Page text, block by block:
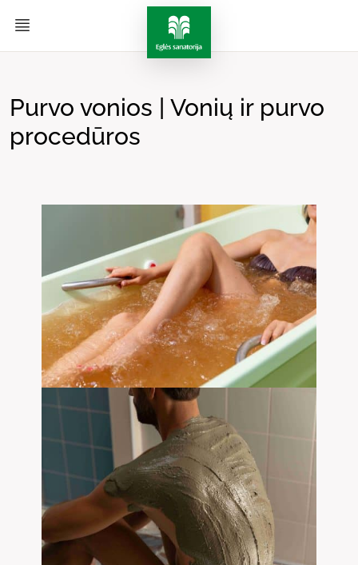
Purvo vonios | Vonių ir purvo
procedūros